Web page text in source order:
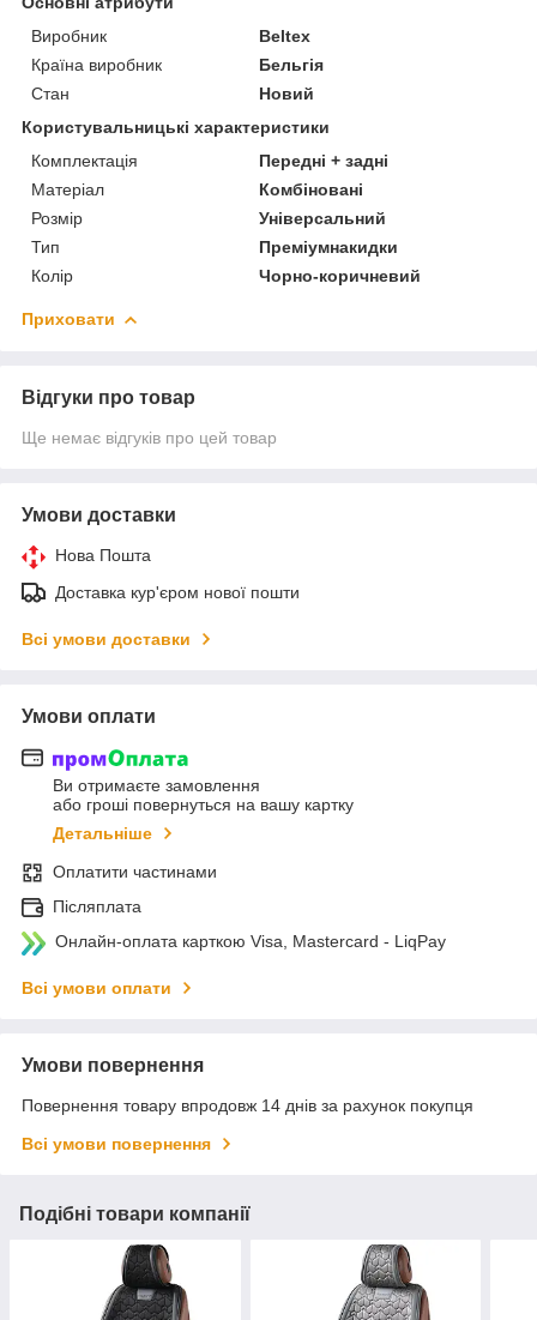
Виробник
Beltex
Країна виробник
Бельгія
Стан
Новий
Користувальницькі характеристики
Комплектація
Передні + задні
Матеріал
Комбіновані
Розмір
Універсальний
Тип
Преміумнакидки
Колір
Чорно-коричневий
Приховати
Відгуки про товар
Ще немає відгуків про цей товар
Умови доставки
Нова Пошта
Доставка кур'єром нової пошти
Всі умови доставки
Умови оплати
Ви отримаєте замовлення
або гроші повернуться на вашу картку
Детальніше
Оплатити частинами
Післяплата
Онлайн-оплата карткою Visa, Mastercard - LiqPay
Всі умови оплати
Умови повернення
Повернення товару впродовж 14 днів за рахунок покупця
Всі умови повернення
Подібні товари компанії